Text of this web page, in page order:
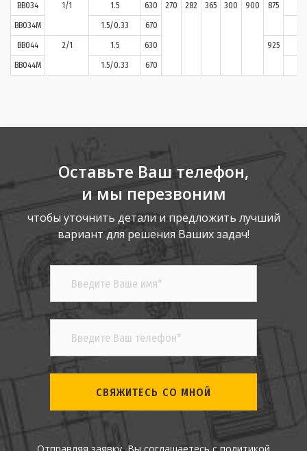
BB034 1/1 1.5 630 270 282 365 300 900 875
BB034M 1.5/0.33 670
BB044 2/1 1.5 630 925
BB044M 1.5/0.33 670
Оставьте Ваш телефон,
и мы перезвоним
чтобы уточнить детали и предложить лучший
вариант для решения Ваших задач!
СВЯЖИТЕСЬ СО МНОЙ